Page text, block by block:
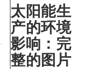
太阳能生
产的环境
影响：完
整的图片